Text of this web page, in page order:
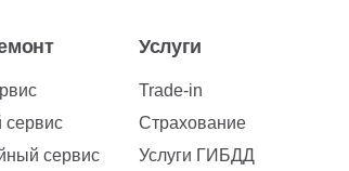
сервис
сервис
Услуги
Trade-in
Страхование
Услуги ГИБДД